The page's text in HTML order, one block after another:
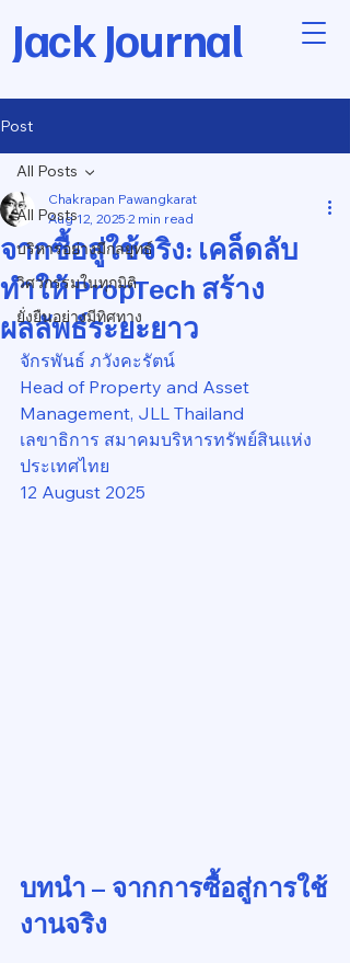
Jack Journal
Post
All Posts
บริหารอย่างมีกลยุทธ์
วิศวกรรมในทุกมิติ
ยั่งยืนอย่างมีทิศทาง
All Posts
จากซื้อสู่ใช้จริง: เคล็ดลับ
ทำให้ PropTech สร้าง
ผลลัพธ์ระยะยาว
Chakrapan Pawangkarat
Aug 12, 2025 2 min read
จักรพันธ์ ภวังคะรัตน์
Head of Property and Asset
Management, JLL Thailand
เลขาธิการ สมาคมบริหารทรัพย์สินแห่ง
ประเทศไทย
12 August 2025
บทนำ – จากการซื้อสู่การใช้
งานจริง